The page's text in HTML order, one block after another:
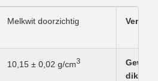
Melkwit doorzichtig
10,15 ± 0,02 g/cm3
dikte